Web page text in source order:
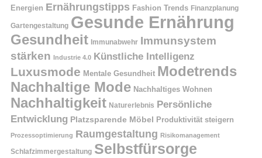
Energien Ernährungstipps Fashion Trends Finanzplanung
Gartengestaltung Gesunde Ernährung
Gesundheit Immunabwehr Immunsystem
stärken Industrie 4.0 Künstliche Intelligenz
Luxusmode Mentale Gesundheit Modetrends
Nachhaltige Mode Nachhaltiges Wohnen
Nachhaltigkeit Naturerlebnis Persönliche
Entwicklung Platzsparende Möbel Produktivität steigern
Prozessoptimierung Raumgestaltung Risikomanagement
Schlafzimmergestaltung Selbstfürsorge